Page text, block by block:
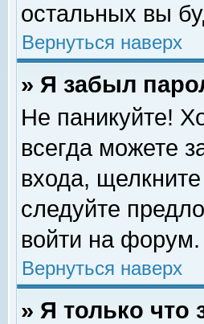
остальных вы
Вернуться наверх
» Я забыл
Не паникуйте!
всегда можете
входа,
следуйте
войти на форум.
Вернуться наверх
» Я только что